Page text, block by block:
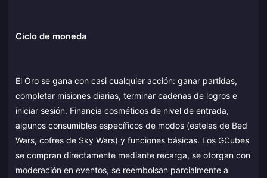
Ciclo de moneda
El Oro se gana con casi cualquier acción: ganar partidas,
completar misiones diarias, terminar cadenas de logros e
iniciar sesión. Financia cosméticos de nivel de entrada,
algunos consumibles específicos de modos (estelas de Bed
Wars, cofres de Sky Wars) y funciones básicas. Los GCubes
se compran directamente mediante recarga, se otorgan con
moderación en eventos, se reembolsan parcialmente a